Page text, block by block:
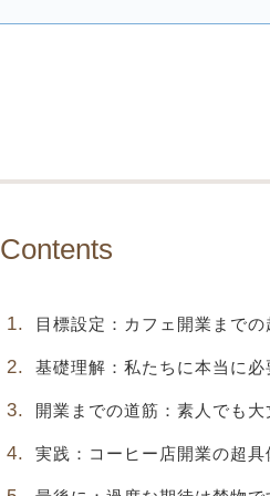
Contents
目標設定：カフェ開業まで
基礎理解：私たちに本当に必
開業までの道筋：素人でも
実践：コーヒー店開業の超具